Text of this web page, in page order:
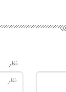
نظر